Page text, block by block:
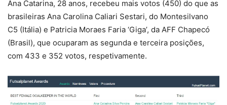
Ana Catarina, 28 anos, recebeu mais votos (450) do que as
brasileiras Ana Carolina Caliari Sestari, do Montesilvano
C5 (Itália) e Patricia Moraes Faria ‘Giga’, da AFF Chapecó
(Brasil), que ocuparam as segunda e terceira posições,
com 433 e 352 votos, respetivamente.